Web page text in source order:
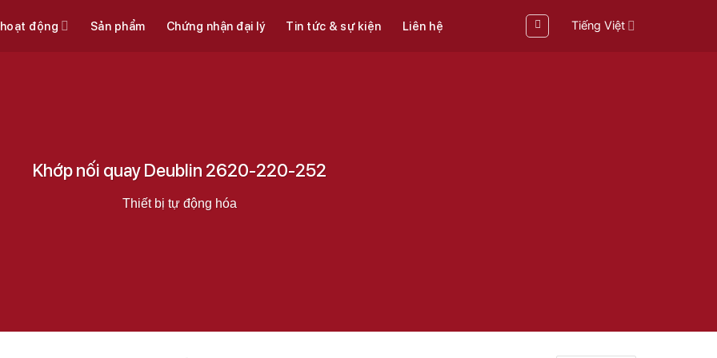
động Sản phẩm Chứng nhận đại lý Tin tức & sự kiện Liên hệ Tiếng Việt
Khớp nối quay Deublin 2620-220-252
Thiết bị tự động hóa